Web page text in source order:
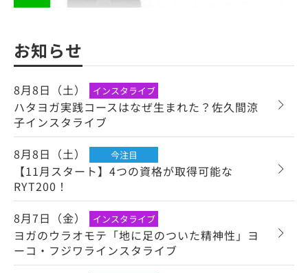
お知らせ
8月8日（土） インスタライブ
ハタヨガ実践コースはなぜ生まれた？佐久間涼
子インスタライブ
8月8日（土）
今注目
【11月スタート】4つの資格が取得可能な
RYT200！
8月7日（金）
インスタライブ
ヨガのウラオモテ「地に足のついた精神性」ヨ
ーコ・フジワラインスタライブ